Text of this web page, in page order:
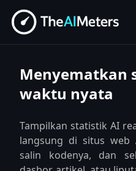
Menyematkan
waktu nyata
Tampilkan statistik AI
langsung di situs web
salin kodenya, dan